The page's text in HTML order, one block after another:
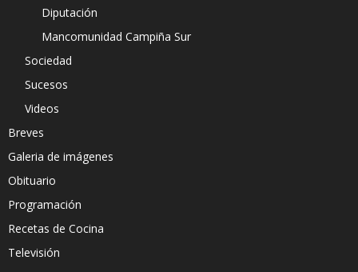
Diputación
Mancomunidad Campiña Sur
Sociedad
Sucesos
Videos
Breves
Galeria de imágenes
Obituario
Programación
Recetas de Cocina
Televisión